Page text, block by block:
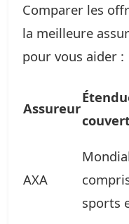
Comparer les
la meilleure
pour vous aider :
Assureur
AXA
sports